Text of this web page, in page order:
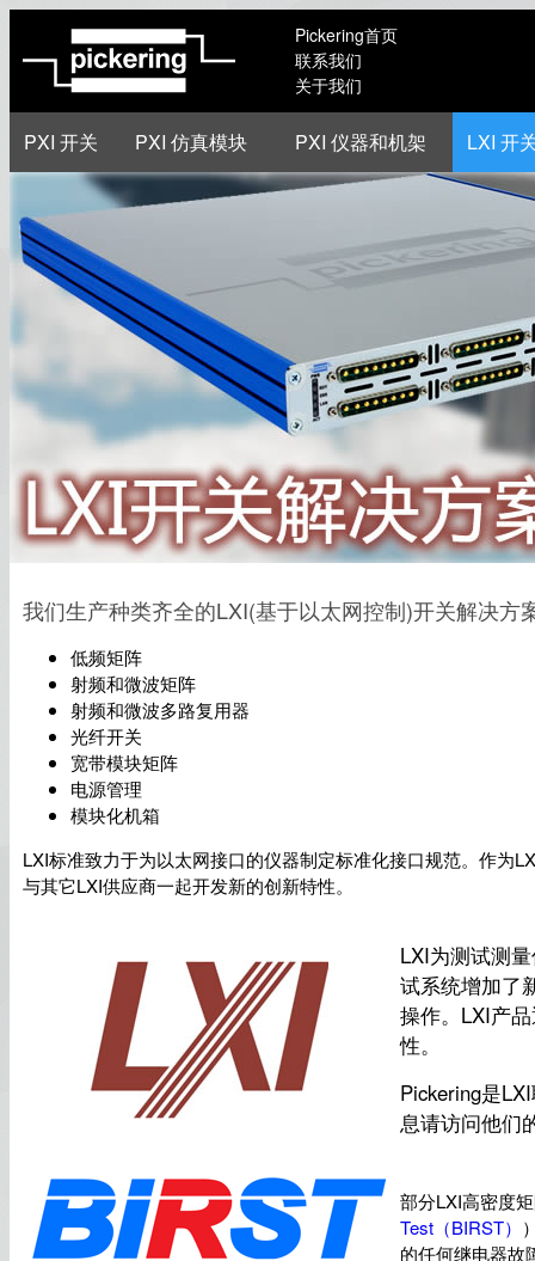
Pickering首页
联系我们
关于我们
PXI 开关 PXI 仿真模块 PXI 仪器和机架 LXI 开
我们生产种类齐全的LXI(基于以太网控制)开关解决方
低频矩阵
射频和微波矩阵
射频和微波多路复用器
光纤开关
宽带模块矩阵
电源管理
模块化机箱
LXI标准致力于为以太网接口的仪器制定标准化接口规范。作为
与其它LXI供应商一起开发新的创新特性。
LXI为测试测
试系统增加了
操作。LXI产
性。
Pickering是
息请访问他们
部分LXI高密度
Test（BIRST）
的任何继电器故